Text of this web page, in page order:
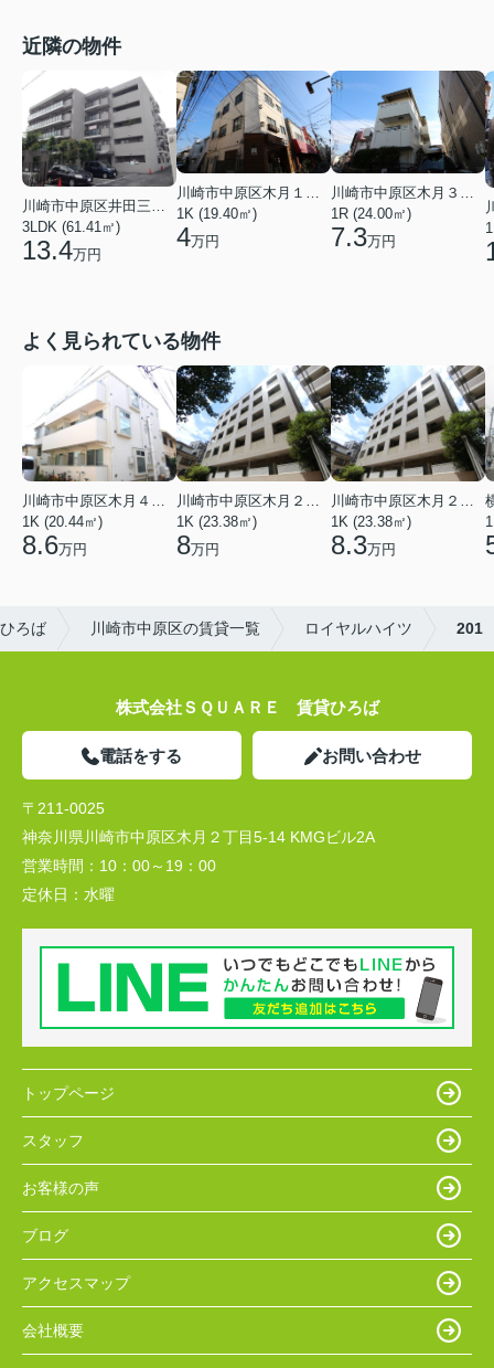
近隣の物件
3LDK (61.41㎡)
13.4万円
1K (19.40㎡)
4万円
1R (24.00㎡)
7.3万円
よく見られている物件
1K (20.44㎡)
8.6万円
1K (23.38㎡)
8万円
1K (23.38㎡)
8.3万円
ろば 川崎市中原区の賃貸一覧 ロイヤルハイツ 201
株式会社ＳＱＵＡＲＥ 賃貸ひろば
電話をする お問い合わせ
〒211-0025
神奈川県川崎市中原区木月２丁目5-14 KMGビル2A
営業時間： 10：00～19：00
定休日： 水曜
トップページ
スタッフ
お客様の声
ブログ
アクセスマップ
会社概要